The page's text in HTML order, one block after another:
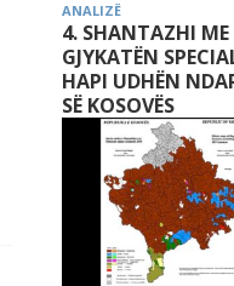
ANALIZË
4. SHANTAZHI ME
GJYKATËN
HAPI UDHËN
SË KOSOVËS